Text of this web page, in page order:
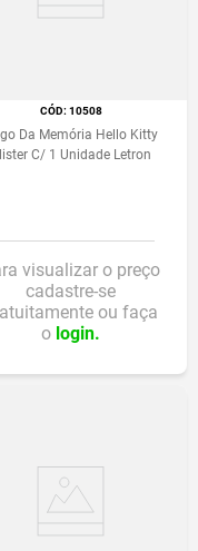
:10508
Da Memória Hello Kitty
C/ 1 Unidade Letron
visualizar o preço
cadastre-se
ou faça
o login.